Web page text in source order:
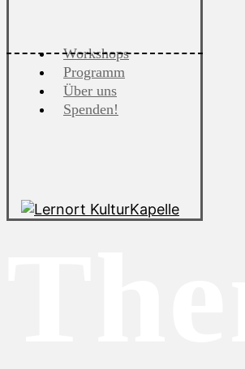
Workshops
Programm
Über uns
Spenden!